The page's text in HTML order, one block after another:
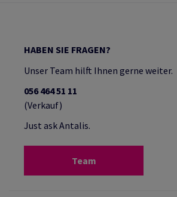
HABEN SIE FRAGEN?
Unser Team hilft Ihnen gerne weiter.
056 464 51 11
(Verkauf)
Just ask Antalis.
Team